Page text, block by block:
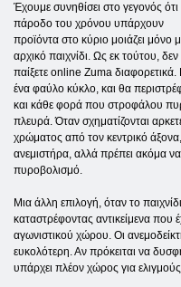
Έχουμε συνηθίσει στο γεγονός ότι
πάροδο του χρόνου υπάρχουν
προϊόντα στο κύριο μοιάζει μόνο
αρχικό παιχνίδι. Ως εκ τούτου,
παίξετε online Zuma διαφορετικά.
ένα φαύλο κύκλο, και θα
και κάθε φορά που στροφάλου
πλευρά. Όταν σχηματίζονται
χρώματος από τον κεντρικό
ανεμιστήρα, αλλά πρέπει ακόμα
πυροβολισμό.
Μια άλλη επιλογή, όταν το
καταστρέφοντας αντικείμενα
αγωνιστικού χώρου. Οι
ευκολότερη. Αν πρόκειται να
υπάρχει πλέον χώρος για